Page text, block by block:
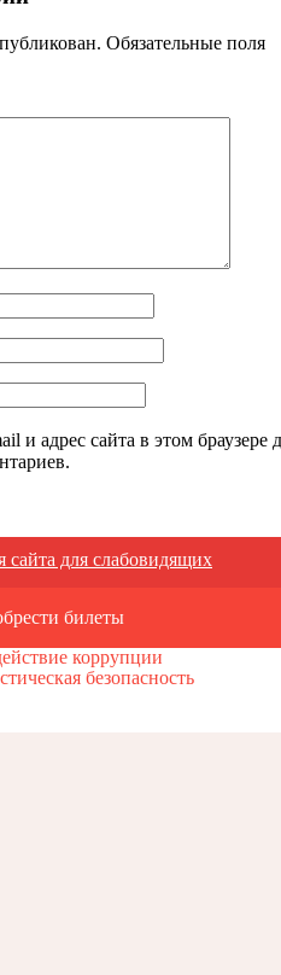
Обязательные поля
и адрес сайта в этом браузере
сайта для слабовидящих
билеты
коррупции
безопасность